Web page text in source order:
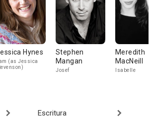
Hynes
(as Jessica
Stephen
Mangan
Josef
Meredith
MacNeill
Isabelle
Escritura